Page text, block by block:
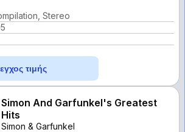
Stereo
τιμής
Simon And Garfunkel's Greatest
Hits
Simon & Garfunkel